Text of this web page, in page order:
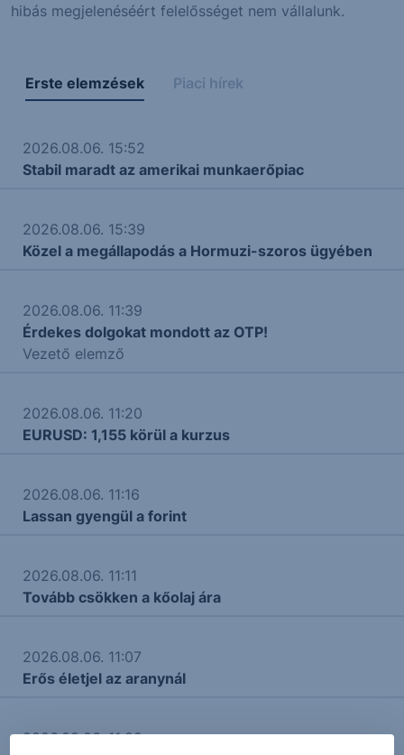
hibás megjelenéséért felelősséget nem vállalunk.
Erste elemzések Piaci hírek
2026.08.06. 15:52
Stabil maradt az amerikai munkaerőpiac
2026.08.06. 15:39
Közel a megállapodás a Hormuzi-szoros ügyében
2026.08.06. 11:39
Érdekes dolgokat mondott az OTP!
Vezető elemző
2026.08.06. 11:20
EURUSD: 1,155 körül a kurzus
2026.08.06. 11:16
Lassan gyengül a forint
2026.08.06. 11:11
Tovább csökken a kőolaj ára
2026.08.06. 11:07
Erős életjel az aranynál
2026.08.06. 11:02